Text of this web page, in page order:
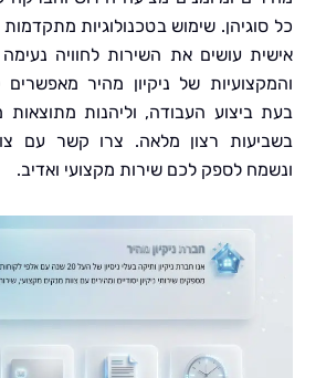
שימוש בטכנולוגיות מתקדמות
עושים את השירות לחוויה נעימה לכל
של ניקיון מהיר מאפשרים לכם
העבודה, וליהנות מתוצאות מפתיעות
רצון מלאה. צרו קשר עם צוות
לספק לכם שירות מקצועי ואדיב.